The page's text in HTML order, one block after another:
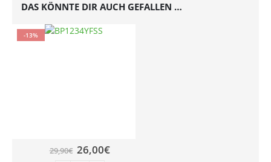
DAS KÖNNTE DIR AUCH GEFALLEN …
-13%
29,90€ 26,00€